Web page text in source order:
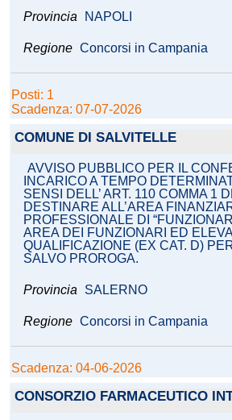
Provincia NAPOLI
Regione Concorsi in Campania
Posti: 1
Scadenza: 07-07-2026
COMUNE DI SALVITELLE
AVVISO PUBBLICO PER IL
INCARICO A TEMPO
SENSI DELL’ ART. 110 COMMA 1
DESTINARE ALL’AREA
PROFESSIONALE DI
AREA DEI FUNZIONARI ED
QUALIFICAZIONE (EX CAT. D)
SALVO PROROGA.
Provincia SALERNO
Regione Concorsi in Campania
Scadenza: 04-06-2026
CONSORZIO FARMACEUTICO